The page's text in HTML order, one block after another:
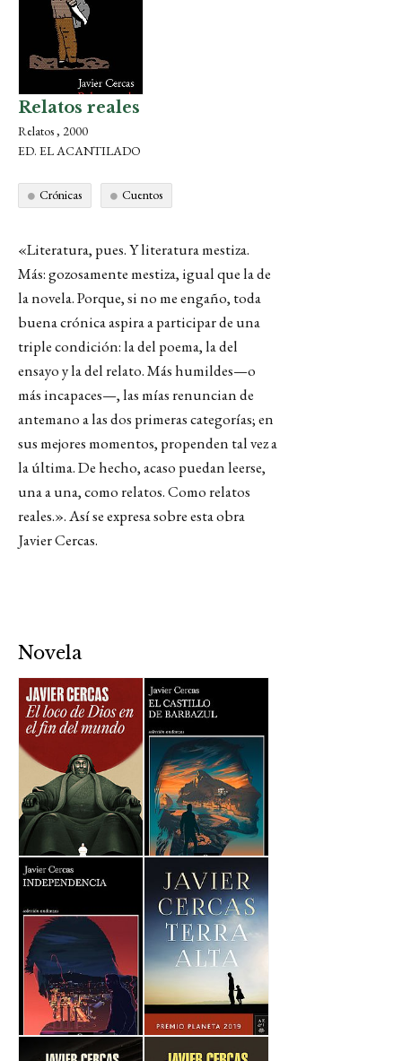
Relatos reales
Relatos , 2000
ED. EL ACANTILADO
Crónicas Cuentos
«Literatura, pues. Y literatura mestiza.
Más: gozosamente mestiza, igual que la de
la novela. Porque, si no me engaño, toda
buena crónica aspira a participar de una
triple condición: la del poema, la del
ensayo y la del relato. Más humildes—o
más incapaces—, las mías renuncian de
antemano a las dos primeras categorías; en
sus mejores momentos, propenden tal vez a
la última. De hecho, acaso puedan leerse,
una a una, como relatos. Como relatos
reales.». Así se expresa sobre esta obra
Javier Cercas.
Novela